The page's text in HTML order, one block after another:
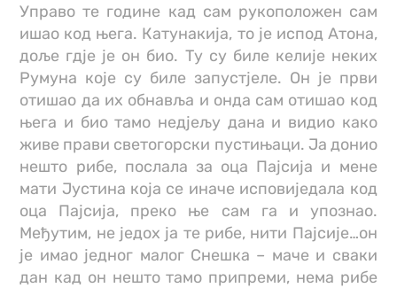
Управо те године кад сам рукоположен сам
ишао код њега. Катунакија, то је испод Атона,
доље гдје је он био. Ту су биле келије неких
Румуна које су биле запустјеле. Он је први
отишао да их обнавља и онда сам отишао код
њега и био тамо недјељу дана и видио како
живе прави светогорски пустињаци. Ја донио
нешто рибе, послала за оца Пајсија и мене
мати Јустина која се иначе исповиједала код
оца Пајсија, преко ње сам га и упознао.
Међутим, не једох ја те рибе, нити Пајсије…он
је имао једног малог Снешка – маче и сваки
дан кад он нешто тамо припреми, нема рибе